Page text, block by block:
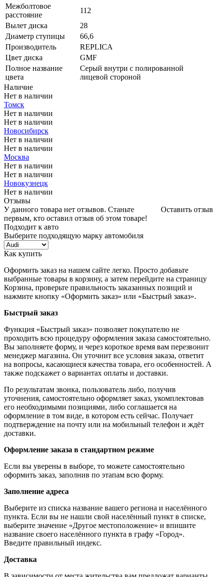
Межболтовое
расстояние
112
Вылет диска
28
Диаметр ступицы
66,6
Производитель
REPLICA
Цвет диска
GMF
Полное название
цвета
Серый внутри с полированной
лицевой стороной
Наличие
Нет в наличии
Томск
Нет в наличии
Нет в наличии
Новосибирск
Нет в наличии
Нет в наличии
Москва
Нет в наличии
Нет в наличии
Новокузнецк
Нет в наличии
Отзывы
Оставить отзыв
У данного товара нет отзывов. Станьте
первым, кто оставил отзыв об этом товаре!
Подходит к авто
Выберите подходящую марку автомобиля
Как купить
Оформить заказ на нашем сайте легко. Просто добавьте
выбранные товары в корзину, а затем перейдите на страницу
Корзина, проверьте правильность заказанных позиций и
нажмите кнопку «Оформить заказ» или «Быстрый заказ».
Быстрый заказ
Функция «Быстрый заказ» позволяет покупателю не
проходить всю процедуру оформления заказа самостоятельно.
Вы заполняете форму, и через короткое время вам перезвонит
менеджер магазина. Он уточнит все условия заказа, ответит
на вопросы, касающиеся качества товара, его особенностей. А
также подскажет о вариантах оплаты и доставки.
По результатам звонка, пользователь либо, получив
уточнения, самостоятельно оформляет заказ, укомплектовав
его необходимыми позициями, либо соглашается на
оформление в том виде, в котором есть сейчас. Получает
подтверждение на почту или на мобильный телефон и ждёт
доставки.
Оформление заказа в стандартном режиме
Если вы уверены в выборе, то можете самостоятельно
оформить заказ, заполнив по этапам всю форму.
Заполнение адреса
Выберите из списка название вашего региона и населённого
пункта. Если вы не нашли свой населённый пункт в списке,
выберите значение «Другое местоположение» и впишите
название своего населённого пункта в графу «Город».
Введите правильный индекс.
Доставка